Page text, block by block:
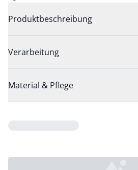
Produktbeschreibung
Verarbeitung
Material & Pflege